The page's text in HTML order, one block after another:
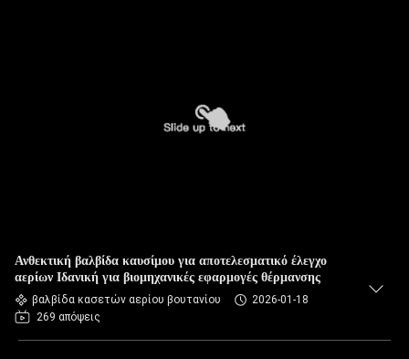
Ανθεκτική βαλβίδα καυσίμου για αποτελεσματικό έλεγχο
αερίων Ιδανική για βιομηχανικές εφαρμογές θέρμανσης
βαλβίδα κασετών αερίου βουτανίου
2026-01-18
269 απόψεις